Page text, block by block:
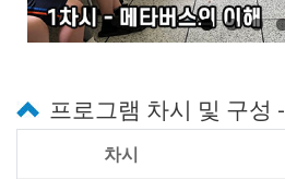
프로그램 차시 및 구성 -